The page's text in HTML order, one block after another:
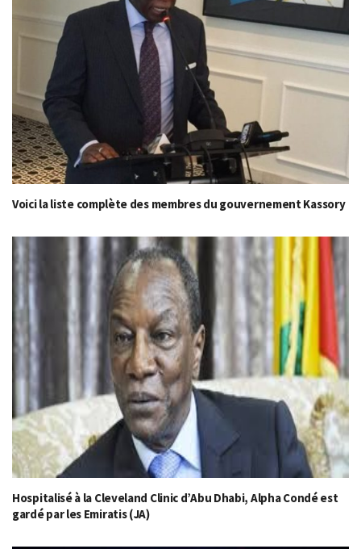
Voici la liste complète des membres du gouvernement Kassory
Hospitalisé à la Cleveland Clinic d’Abu Dhabi, Alpha Condé est
gardé par les Emiratis (JA)